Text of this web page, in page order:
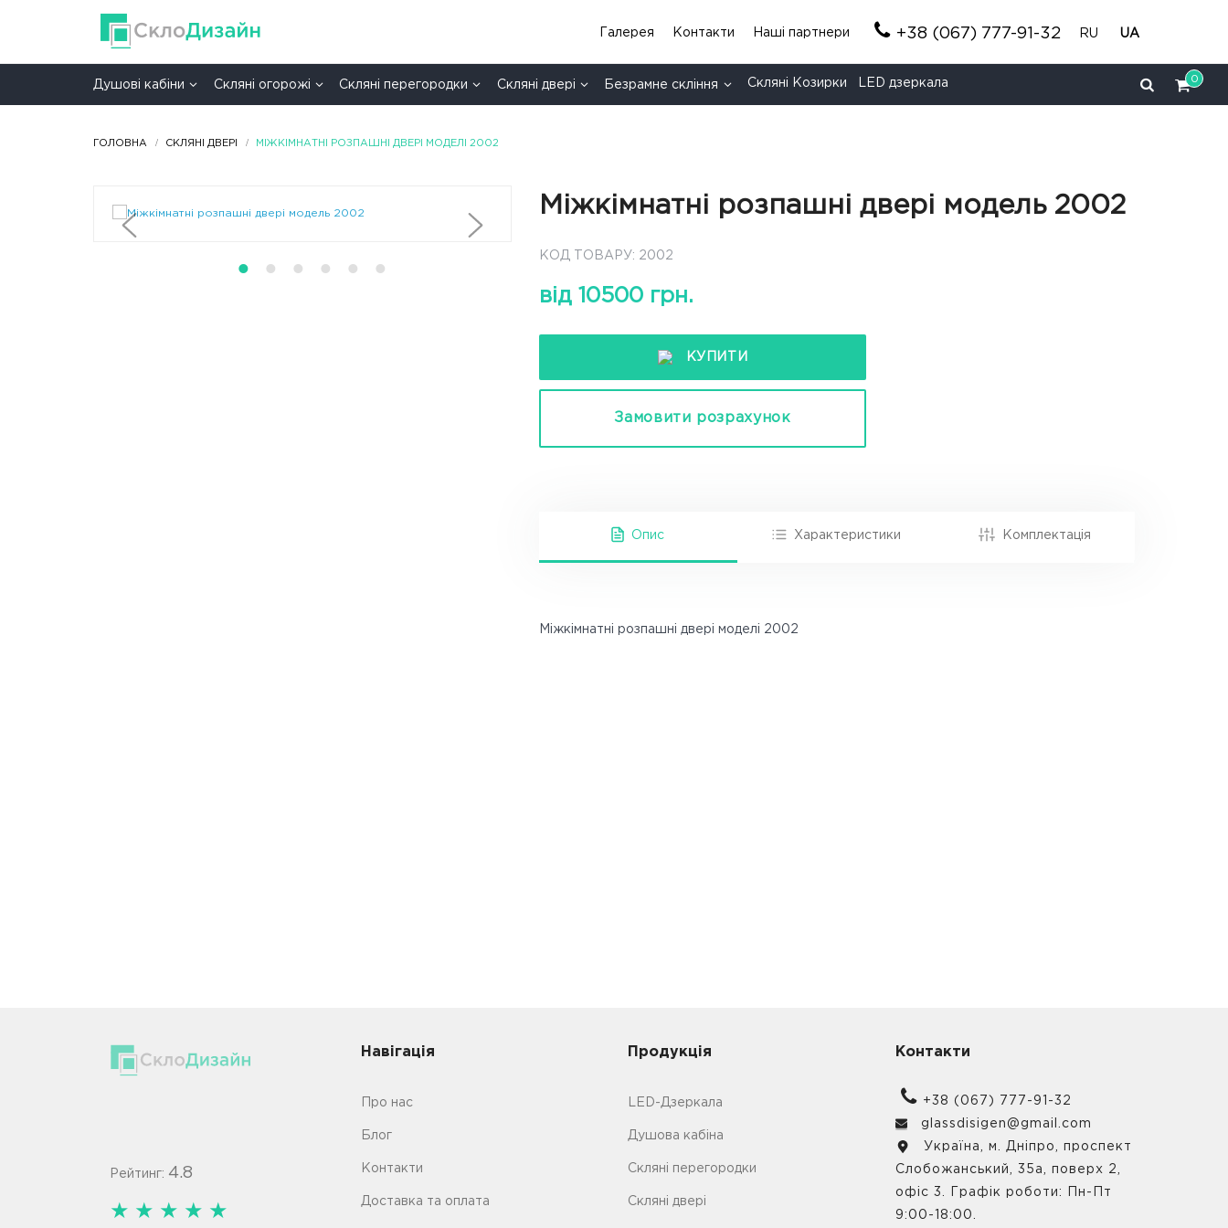
Галерея Контакти Нашi партнери +38 (067) 777-91-32 RU UA
0
Душові кабіни Скляні огорожі Скляні перегородки Скляні двері Безрамне скління Скляні Козирки LED дзеркала
ГОЛОВНА CКЛЯНІ ДВЕРІ МІЖКІМНАТНІ РОЗПАШНІ ДВЕРІ МОДЕЛІ 2002
Міжкімнатні розпашні двері модель 2002
КОД ТОВАРУ: 2002
від 10500 грн.
КУПИТИ
Замовити розрахунок
Опис Характеристики Комплектація
Міжкімнатні розпашні двері моделі 2002
Рейтинг: 4.8
★ ★ ★ ★ ★
Навiгацiя
Про нас
Блог
Контакти
Доставка та оплата
Продукцiя
LED-Дзеркала
Душова кабіна
Скляні перегородки
Cкляні двері
Контакти
+38 (067) 777-91-32
glassdisigen@gmail.com
Україна, м. Дніпро, проспект
Слобожанський, 35а, поверх 2,
офіс 3. Графік роботи: Пн-Пт
9:00-18:00.